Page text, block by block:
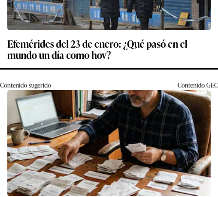
Efemérides del 23 de enero: ¿Qué pasó en el
mundo un día como hoy?
Contenido sugerido ContenidoGEC